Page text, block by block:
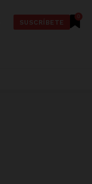
0
SUSCRÍBETE